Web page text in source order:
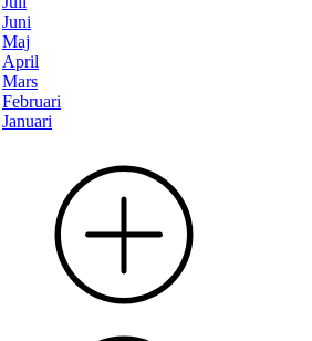
Juni
Maj
April
Mars
Februari
Januari